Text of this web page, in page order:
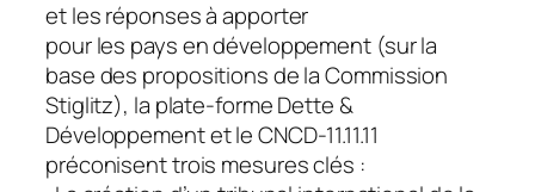
et les réponses à apporter
pour les pays en développement (sur la
base des propositions de la Commission
Stiglitz), la plate-forme Dette &
Développement et le CNCD-11.11.11
préconisent trois mesures clés :